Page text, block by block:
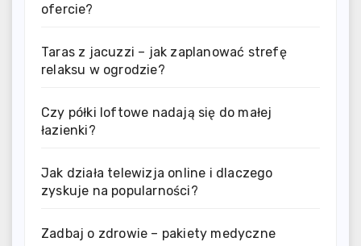
ofercie?
Taras z jacuzzi – jak zaplanować strefę
relaksu w ogrodzie?
Czy półki loftowe nadają się do małej
łazienki?
Jak działa telewizja online i dlaczego
zyskuje na popularności?
Zadbaj o zdrowie – pakiety medyczne